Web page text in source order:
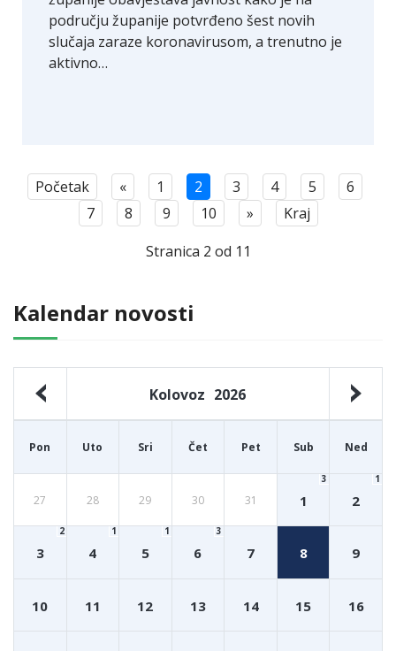
Kalendar novosti
Kolovoz 2026
Pon Uto Sri Čet Pet Sub Ned
27 28 29 30 31 1
3
2
1
3
2
4
1
5
1
6
3
7 8 9
10 11 12 13 14 15 16
području županije potvrđeno šest novih
slučaja zaraze koronavirusom, a trenutno je
aktivno…
Početak « 1 2 3 4 5
6
7
8 9 10 »
Kraj
Stranica 2 od 11